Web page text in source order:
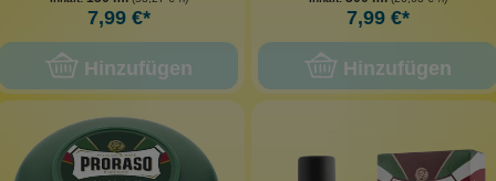
7,99 €*
Hinzufügen
7,99 €*
Hinzufügen